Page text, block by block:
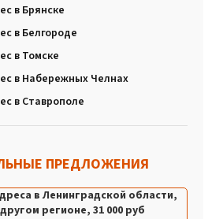
в Брянске
в Белгороде
в Томске
в Набережных Челнах
в Ставрополе
ПРЕДЛОЖЕНИЯ
в Ленинградской области,
регионе, 31 000 руб